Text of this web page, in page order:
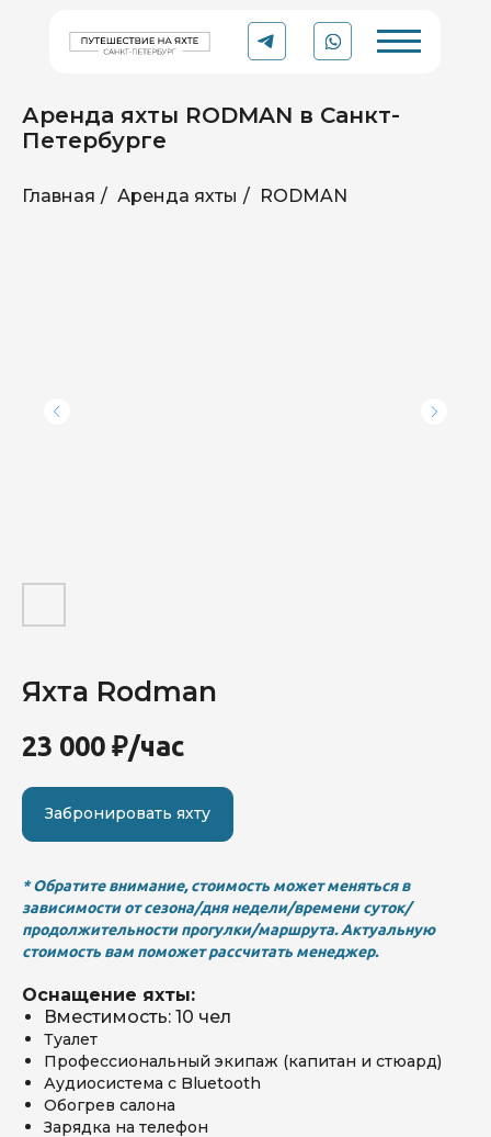
Забронировать судно
Аренда яхты RODMAN в Санкт-
Петербурге
Главная / Аренда яхты / RODMAN
Яхта Rodman
23 000 ₽/час
Забронировать яхту
* Обратите внимание, стоимость может меняться в
зависимости от сезона/дня недели/времени суток/
продолжительности прогулки/маршрута. Актуальную
стоимость вам поможет рассчитать менеджер.
Оснащение яхты:
Вместимость: 10 чел
Туалет
Профессиональный экипаж (капитан и стюард)
Аудиосистема с Bluetooth
Обогрев салона
Зарядка на телефон